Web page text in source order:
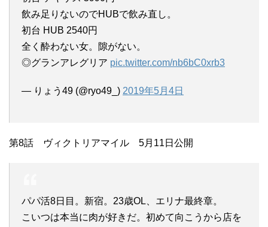
飲み足りないのでHUBで飲み直し。
初台 HUB 2540円
全く酔わない女。隙がない。
◎グランアレグリア pic.twitter.com/nb6bC0xrb3
— りょう49 (@ryo49_) 2019年5月4日
第8話 ヴィクトリアマイル 5月11日公開
パパ活8日目。新宿。23歳OL、エリナ最終章。
こいつは本当に肉が好きだ。初めて向こうから店を